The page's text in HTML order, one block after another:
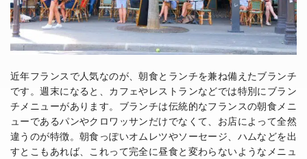
近年フランスで人気なのが、朝食とランチを兼ね備えたブランチ
です。週末になると、カフェやレストランなどでは特別にブラン
チメニューがあります。ブランチは伝統的なフランスの朝食メニ
ューであるパンやクロワッサンだけでなくて、お店によって全然
違うのが特徴。朝食っぽいオムレツやソーセージ、ハムなどを出
すとこもあれば、これって完全に昼食と変わらないようなメニュ